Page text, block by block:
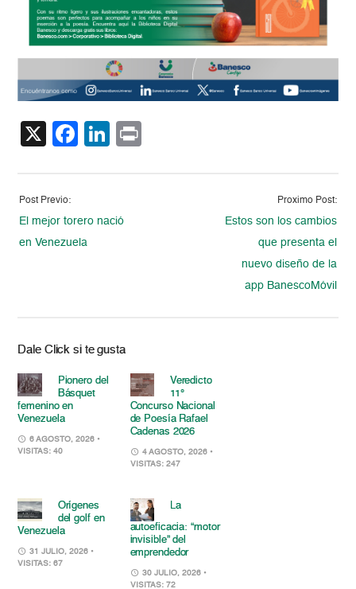
X Facebook
LinkedIn
Post Previo:
El mejor torero nació
en Venezuela
Proximo Post:
Estos son los cambios
que presenta el
nuevo diseño de la
app BanescoMóvil
Dale Click si te gusta
Pionero del
Básquet
femenino en
Venezuela
6 AGOSTO, 2026 •
VISITAS: 40
Veredicto
11°
Concurso Nacional
de Poesía Rafael
Cadenas 2026
4 AGOSTO, 2026 •
VISITAS: 247
Orígenes
del golf en
Venezuela
31 JULIO, 2026 •
VISITAS: 67
La
autoeficacia: “motor
invisible” del
emprendedor
30 JULIO, 2026 •
VISITAS: 72